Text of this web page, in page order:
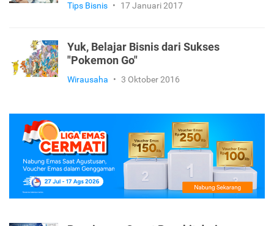
Tips Bisnis • 17 Januari 2017
Yuk, Belajar Bisnis dari Sukses
"Pokemon Go"
Wirausaha • 3 Oktober 2016